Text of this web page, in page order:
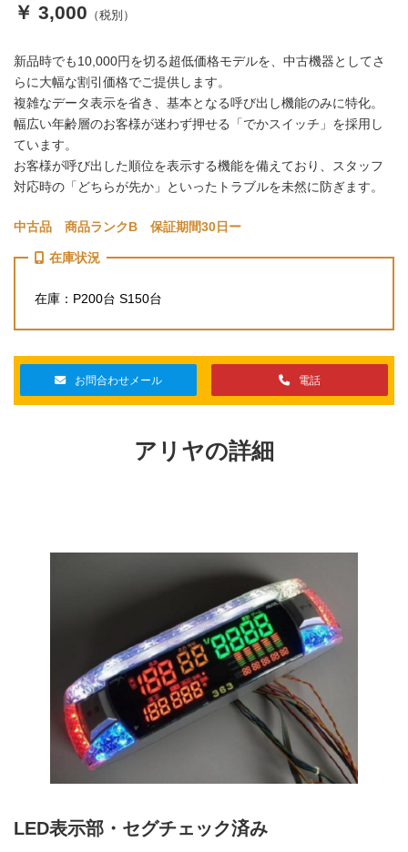
￥ 3,000 （税別）
新品時でも10,000円を切る超低価格モデルを、中古機器としてさ
らに大幅な割引価格でご提供します。
複雑なデータ表示を省き、基本となる呼び出し機能のみに特化。
幅広い年齢層のお客様が迷わず押せる「でかスイッチ」を採用し
ています。
お客様が呼び出した順位を表示する機能を備えており、スタッフ
対応時の「どちらが先か」といったトラブルを未然に防ぎます。
中古品 商品ランクB 保証期間30日ー
在庫状況
在庫：P200台 S150台
お問合わせメール 電話
アリヤの詳細
LED表示部・セグチェック済み